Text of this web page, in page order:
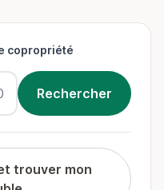
copropriété
trouver mon